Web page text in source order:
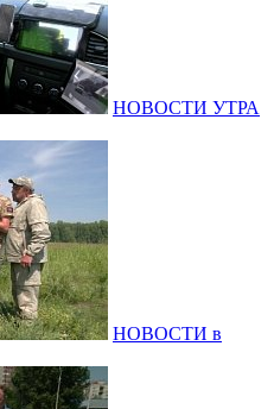
НОВОСТИ УТРА
НОВОСТИ в